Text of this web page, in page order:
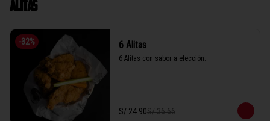
ALITAS
-32% 6 Alitas
6 Alitas con sabor a elección.
S/ 24.90S/ 36.66